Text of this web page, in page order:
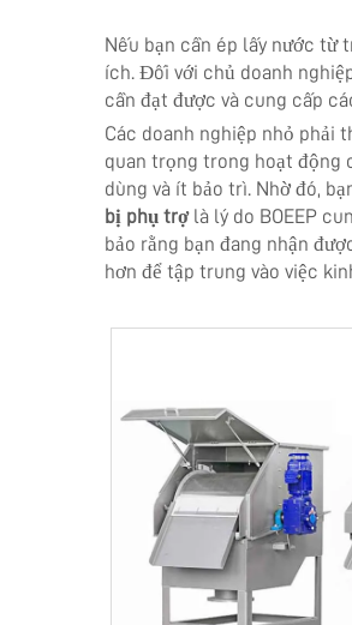
Nếu bạn cần ép lấy nước từ
ích. Đối với chủ doanh
cần đạt được và cung cấp
Các doanh nghiệp nhỏ phải
quan trọng trong hoạt động
dùng và ít bảo trì. Nhờ đó,
bị phụ trợ là lý do BOEEP
bảo rằng bạn đang nhận
hơn để tập trung vào việc